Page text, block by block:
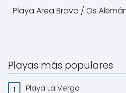
Playa Area Brava / Os
Playas más populares
Playa La Verga